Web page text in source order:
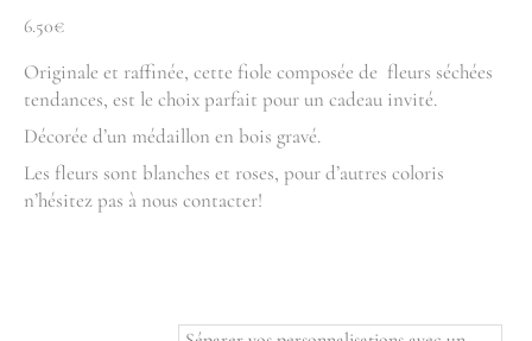
6.50€
Originale et raffinée, cette fiole composée de fleurs séchées
tendances, est le choix parfait pour un cadeau invité.
Décorée d’un médaillon en bois gravé.
Les fleurs sont blanches et roses, pour d’autres coloris
n’hésitez pas à nous contacter!